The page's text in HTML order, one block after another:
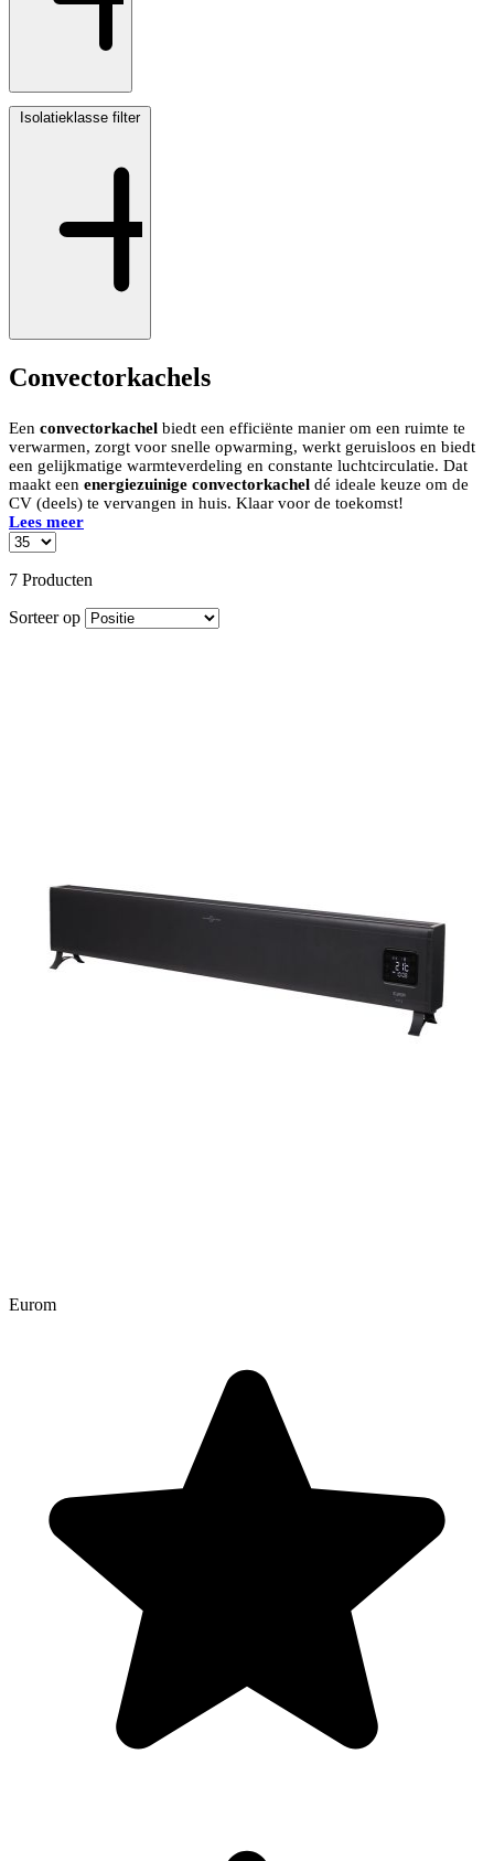
Isolatieklasse filter
Convectorkachels
Een convectorkachel biedt een efficiënte manier om een ruimte te
verwarmen, zorgt voor snelle opwarming, werkt geruisloos en biedt
een gelijkmatige warmteverdeling en constante luchtcirculatie. Dat
maakt een energiezuinige convectorkachel dé ideale keuze om de
CV (deels) te vervangen in huis. Klaar voor de toekomst!
Lees meer
7 Producten
Sorteer op
Eurom